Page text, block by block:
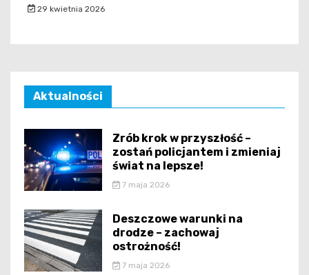
29 kwietnia 2026
Aktualności
Zrób krok w przyszłość –
zostań policjantem i zmieniaj
świat na lepsze!
7 maja 2026
Deszczowe warunki na
drodze – zachowaj
ostrożność!
7 maja 2026